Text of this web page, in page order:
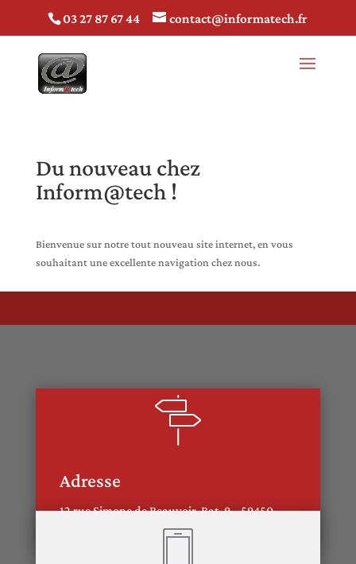
03 27 87 67 44 contact@informatech.fr
Du nouveau chez
Inform@tech !
Bienvenue sur notre tout nouveau site internet, en vous
souhaitant une excellente navigation chez nous.
Adresse
12 rue Simone de Beauvoir Bat. 9 , 59450